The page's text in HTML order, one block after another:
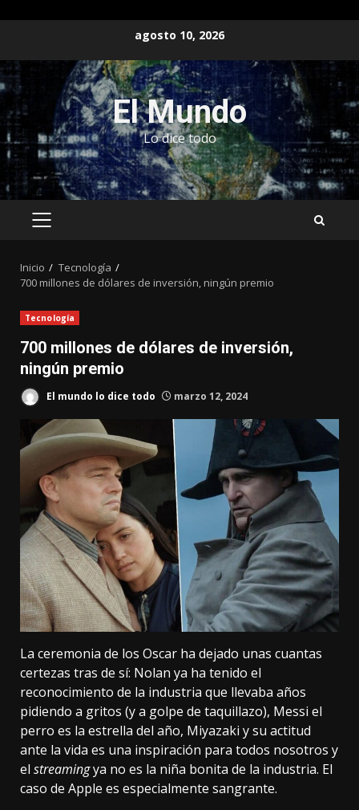
contenido
agosto 10, 2026
El Mundo
Lo dice todo
MENÚ
Inicio
Tecnología
700 millones de dólares de inversión, ningún premio
Tecnología
700 millones de dólares de inversión,
ningún premio
El mundo lo dice todo marzo 12, 2024
La ceremonia de los Oscar ha dejado unas cuantas
certezas tras de sí: Nolan ya ha tenido el
reconocimiento de la industria que llevaba años
pidiendo a gritos (y a golpe de taquillazo), Messi el
perro es la estrella del año, Miyazaki y su actitud
ante la vida es una inspiración para todos nosotros y
el streamingya no es la niña bonita de la industria. El
caso de Apple es especialmente sangrante.